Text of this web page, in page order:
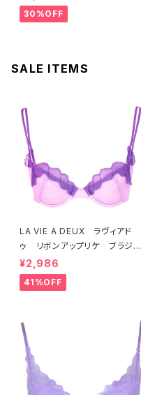
4 送料無料
30%OFF
SALE ITEMS
LA VIE A DEUX ラヴィアド
ゥ リボンアップリケ ブラジャ
ー（ラベンダー） 22293 SA
LE セール 送料無料
¥2,986
41%OFF